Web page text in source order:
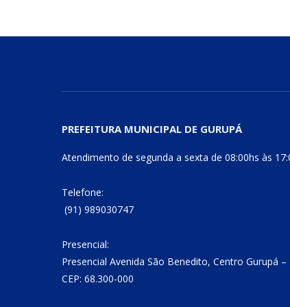
PREFEITURA MUNICIPAL DE GURUPÁ
Atendimento de segunda a sexta de 08:00hs às
Telefone:
(91) 989030747
Presencial:
Presencial Avenida São Benedito, Centro Gurupá –
CEP: 68.300-000